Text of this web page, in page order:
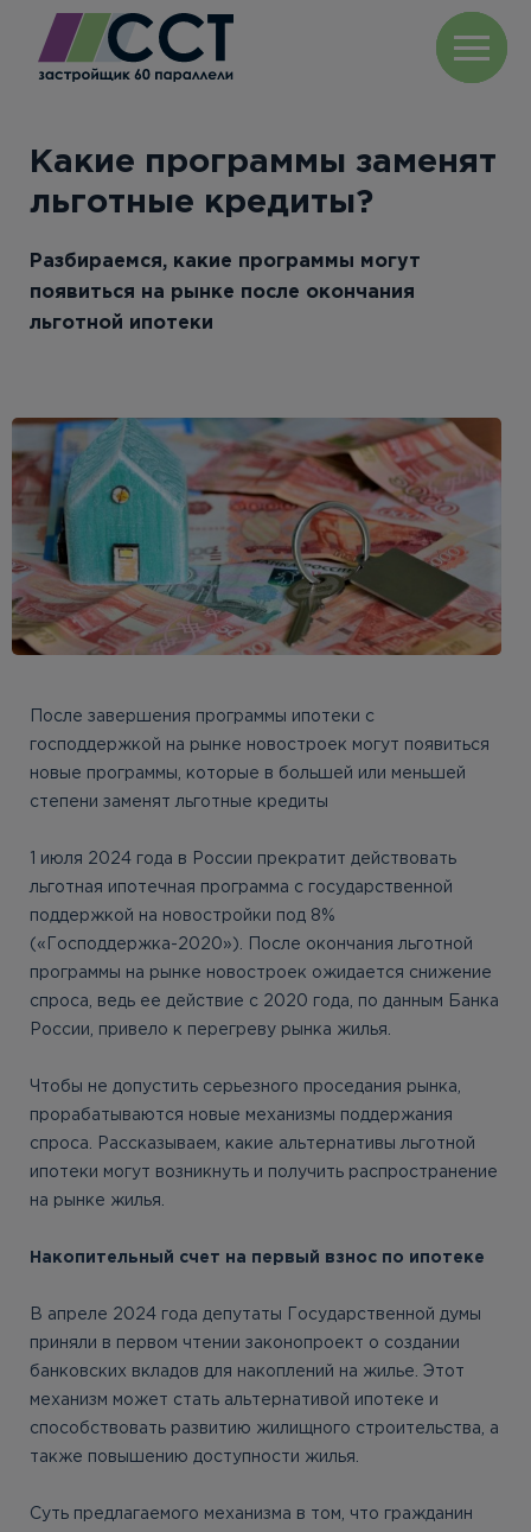
Какие программы заменят
льготные кредиты?
Разбираемся, какие программы могут
появиться на рынке после окончания
льготной ипотеки
После завершения программы ипотеки с
господдержкой на рынке новостроек могут появиться
новые программы, которые в большей или меньшей
степени заменят льготные кредиты
1 июля 2024 года в России прекратит действовать
льготная ипотечная программа с государственной
поддержкой на новостройки под 8%
(«Господдержка-2020»). После окончания льготной
программы на рынке новостроек ожидается снижение
спроса, ведь ее действие с 2020 года, по данным Банка
России, привело к перегреву рынка жилья.
Чтобы не допустить серьезного проседания рынка,
прорабатываются новые механизмы поддержания
спроса. Рассказываем, какие альтернативы льготной
ипотеки могут возникнуть и получить распространение
на рынке жилья.
Накопительный счет на первый взнос по ипотеке
В апреле 2024 года депутаты Государственной думы
приняли в первом чтении законопроект о создании
банковских вкладов для накоплений на жилье. Этот
механизм может стать альтернативой ипотеке и
способствовать развитию жилищного строительства, а
также повышению доступности жилья.
Суть предлагаемого механизма в том, что гражданин